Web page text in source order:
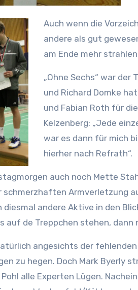
Auch wenn die Vorzeichen auf diese Westdeutsche Meisterschaft 2014 alles
andere als gut
am Ende mehr
„Ohne Sechs“ war der
und Richard Domke
und Fabian Roth für
Kelzenberg: „Jede
war es dann für mich
hierher nach Refrath“.
auch noch Mette
Armverletzung
andere Aktive in den
auf de Treppchen stehen,
angesichts der
zu hegen. Doch Mark Byerly
alle Experten Lügen.